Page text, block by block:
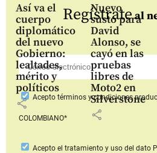
Así va el
cuerpo
diplomático
del nuevo
Gobierno:
lealtades,
mérito y
políticos
share
Nuevo
susto para
David
Alonso, se
cayó en las
pruebas
libres de
Moto2 en
Silverstone
share
Regístrateal
Aceptotérminos y condiciones
COLOMBIANO*
Acepto el tratamiento y uso del dato